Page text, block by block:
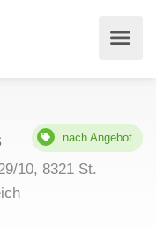
nach Angebot
10, 8321 St.